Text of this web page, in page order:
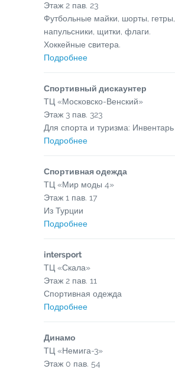
Этаж 2 пав. 23
Футбольные майки, шорты, гетры,
напульсники, щитки, флаги.
Хоккейные свитера.
Подробнее
Спортивный дискаунтер
ТЦ «Московско-Венский»
Этаж 3 пав. 323
Для спорта и туризма: Инвентарь
Подробнее
Спортивная одежда
ТЦ «Мир моды 4»
Этаж 1 пав. 17
Из Турции
Подробнее
intersport
ТЦ «Скала»
Этаж 2 пав. 11
Спортивная одежда
Подробнее
Динамо
ТЦ «Немига-3»
Этаж 0 пав. 54